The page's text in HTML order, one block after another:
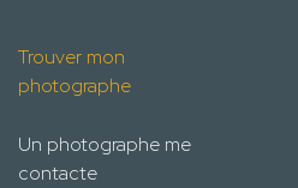
Trouver mon
photographe
Un photographe me
contacte